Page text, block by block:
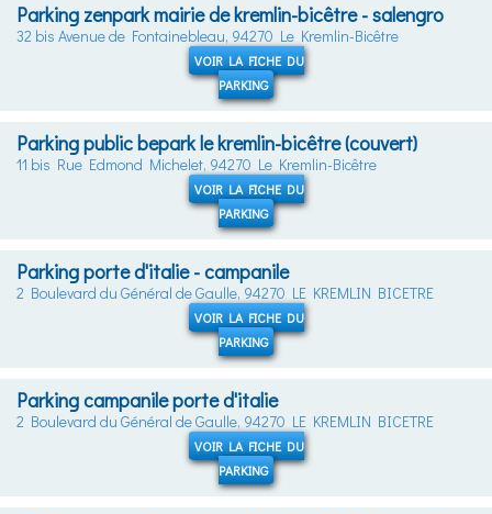
Parking zenpark mairie de kremlin-bicêtre - salengro
32 bis Avenue de Fontainebleau, 94270 Le Kremlin-Bicêtre
VOIR LA FICHE DU
PARKING
Parking public bepark le kremlin-bicêtre (couvert)
11 bis Rue Edmond Michelet, 94270 Le Kremlin-Bicêtre
VOIR LA FICHE DU
PARKING
Parking porte d'italie - campanile
2 Boulevard du Général de Gaulle, 94270 LE KREMLIN BICETRE
VOIR LA FICHE DU
PARKING
Parking campanile porte d'italie
2 Boulevard du Général de Gaulle, 94270 LE KREMLIN BICETRE
VOIR LA FICHE DU
PARKING